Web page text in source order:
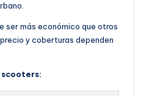
ser más económico que otros
y coberturas dependen
scooters: